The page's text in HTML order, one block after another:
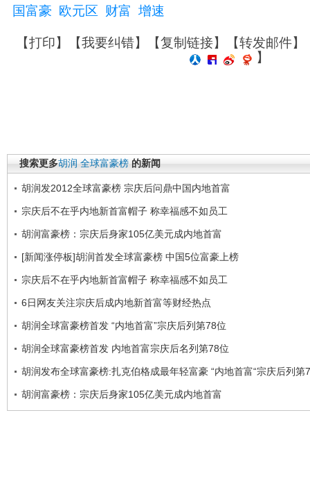
国富豪 欧元区 财富 增速
【打印】【我要纠错】【复制链接】【转发邮件】
】
搜索更多胡润 全球富豪榜 的新闻
胡润发2012全球富豪榜 宗庆后问鼎中国内地首富
宗庆后不在乎内地新首富帽子 称幸福感不如员工
胡润富豪榜：宗庆后身家105亿美元成内地首富
[新闻涨停板]胡润首发全球富豪榜 中国5位富豪上榜
宗庆后不在乎内地新首富帽子 称幸福感不如员工
6日网友关注宗庆后成内地新首富等财经热点
胡润全球富豪榜首发 “内地首富”宗庆后列第78位
胡润全球富豪榜首发 内地首富宗庆后名列第78位
胡润发布全球富豪榜:扎克伯格成最年轻富豪 “内地首富“宗庆后列第
胡润富豪榜：宗庆后身家105亿美元成内地首富